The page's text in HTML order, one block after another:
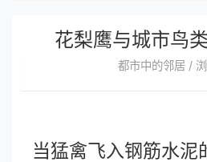
花梨鹰与城市鸟
都市中的邻居 /
当猛禽飞入钢筋水泥